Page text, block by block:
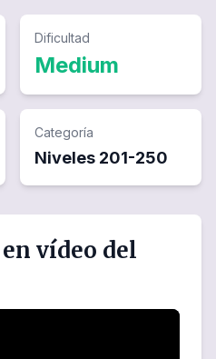
Dificultad
Medium
Categoría
Niveles 201-250
vídeo del